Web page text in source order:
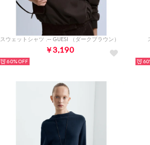
スウェットシャツ .-- GUESI （ダークブラウン）
￥3,190
60%